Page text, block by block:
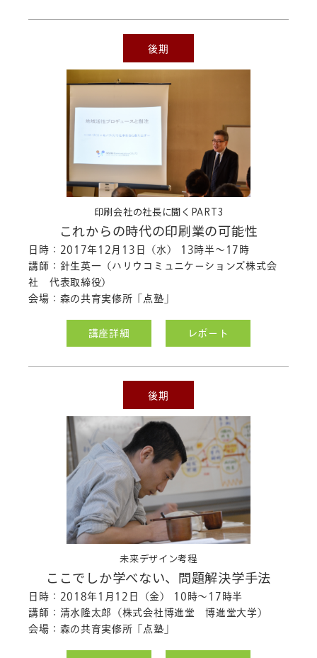
更しました。
「ホームページ制作」の日程を変更し
ました。
「ライトルーム操作方法」のシラバス
を公開しました。
2017.07.03
「ことばに親しむ講座」のレポート
を
公開しました。
2017.06.22
「クロス・メディア」 のシラバスを公開
しました。
「ホームページ制作」のシラバスを公開
しました。
「カラーマネジメント」
開しました。
「校正の基礎講座」
のシラバスを公開
しました。
「メンタルケアサポート」のシラバスを
公開しました。
「本の書き方」のシラバスを公開しま
した。
2017.06.14
「印刷会社の社長に聞くPART1」のシ
ラバスを公開しました。
2017.06.12
「2年目社員研修」のシラバスを公開し
ました。
2017.05.15
「キャリアデザイン」のシラバスを公開
しました。
2017.05.02
「社会人のたしなみ」のシラバスを公
後期
印刷会社の社長に聞くPART3
これからの時代の印刷業の可能性
日時：2017年12月13日（水） 13時半～17時
講師：針生英一（ハリウコミュニケーションズ株式会
社 代表取締役）
会場：森の共育実修所「点塾」
講座詳細 レポート
後期
未来デザイン考程
ここでしか学べない、問題解決学手法
日時：2018年1月12日（金） 10時～17時半
講師：清水隆太郎（株式会社博進堂 博進堂大学）
会場：森の共育実修所「点塾」